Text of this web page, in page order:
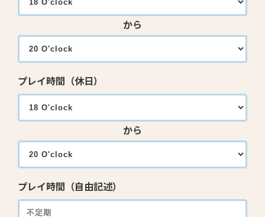
から
プレイ時間（休日）
から
プレイ時間（自由記述）